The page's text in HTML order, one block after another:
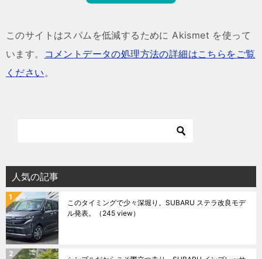
このサイトはスパムを低減するために Akismet を使って
います。
コメントデータの処理方法の詳細はこちらをご覧
ください。
人気の記事
このタイミングで少々深堀り。SUBARU ステラ改良モデ
ル発表。
（245 view）